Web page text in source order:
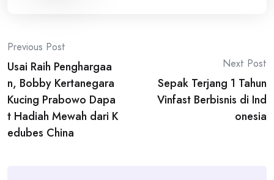
Post
navigation
Previous Post
Usai Raih Penghargaa
n, Bobby Kertanegara
Kucing Prabowo Dapa
t Hadiah Mewah dari K
edubes China
Next Post
Sepak Terjang 1 Tahun
Vinfast Berbisnis di Ind
onesia